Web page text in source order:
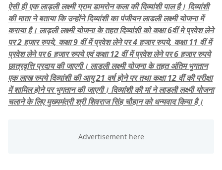
ऐसी ही एक लाड़ली लक्ष्मी ग्राम डामरोन कला की दिव्यांशी पाल है। दिव्यांशी
की माता ने बताया कि उन्होंने दिव्यांशी का पंजीयन लाडली लक्ष्मी योजना में
कराया है। लाड़ली लक्ष्मी योजना के तहत दिव्यांशी को कक्षा 6वीं मे प्रवेश लेने
पर 2 हजार रुपये, कक्षा 9 वीं में प्रवेश लेने पर 4 हजार रुपये, कक्षा 11 वीं में
प्रवेश लेने पर 6 हजार रुपये एवं कक्षा 12 वीं में प्रवेश लेने पर 6 हजार रुपये
छात्रवृत्ति प्रदाय की जाएगी। लाडली लक्ष्मी योजना के तहत अंतिम भुगतान
एक लाख रुपये दिव्यांशी की आयु 21 वर्ष होने पर तथा कक्षा 12 वीं की परीक्षा
में शामिल होने पर भुगतान की जाएगी। दिव्यांशी की मां ने लाडली लक्ष्मी योजना
चलाने के लिए मुख्यमंत्री श्री शिवराज सिंह चौहान को धन्यवाद किया है।